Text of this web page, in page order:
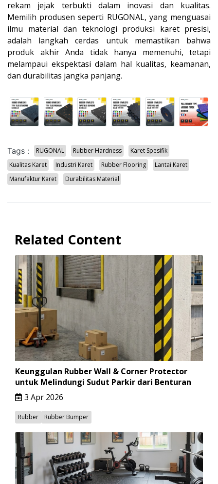
rekam jejak terbukti dalam inovasi dan kualitas.
Memilih produsen seperti RUGONAL, yang menguasai
ilmu material dan teknologi produksi karet presisi,
adalah langkah cerdas untuk memastikan bahwa
produk akhir Anda tidak hanya memenuhi, tetapi
melampaui ekspektasi dalam hal kualitas, keamanan,
dan durabilitas jangka panjang.
Tags : RUGONAL Rubber Hardness
Karet Spesifik
Kualitas Karet
Industri Karet Rubber Flooring
Lantai Karet
Manufaktur Karet
Durabilitas Material
Related Content
Keunggulan Rubber Wall & Corner Protector
untuk Melindungi Sudut Parkir dari Benturan
3 Apr 2026
Rubber Rubber Bumper